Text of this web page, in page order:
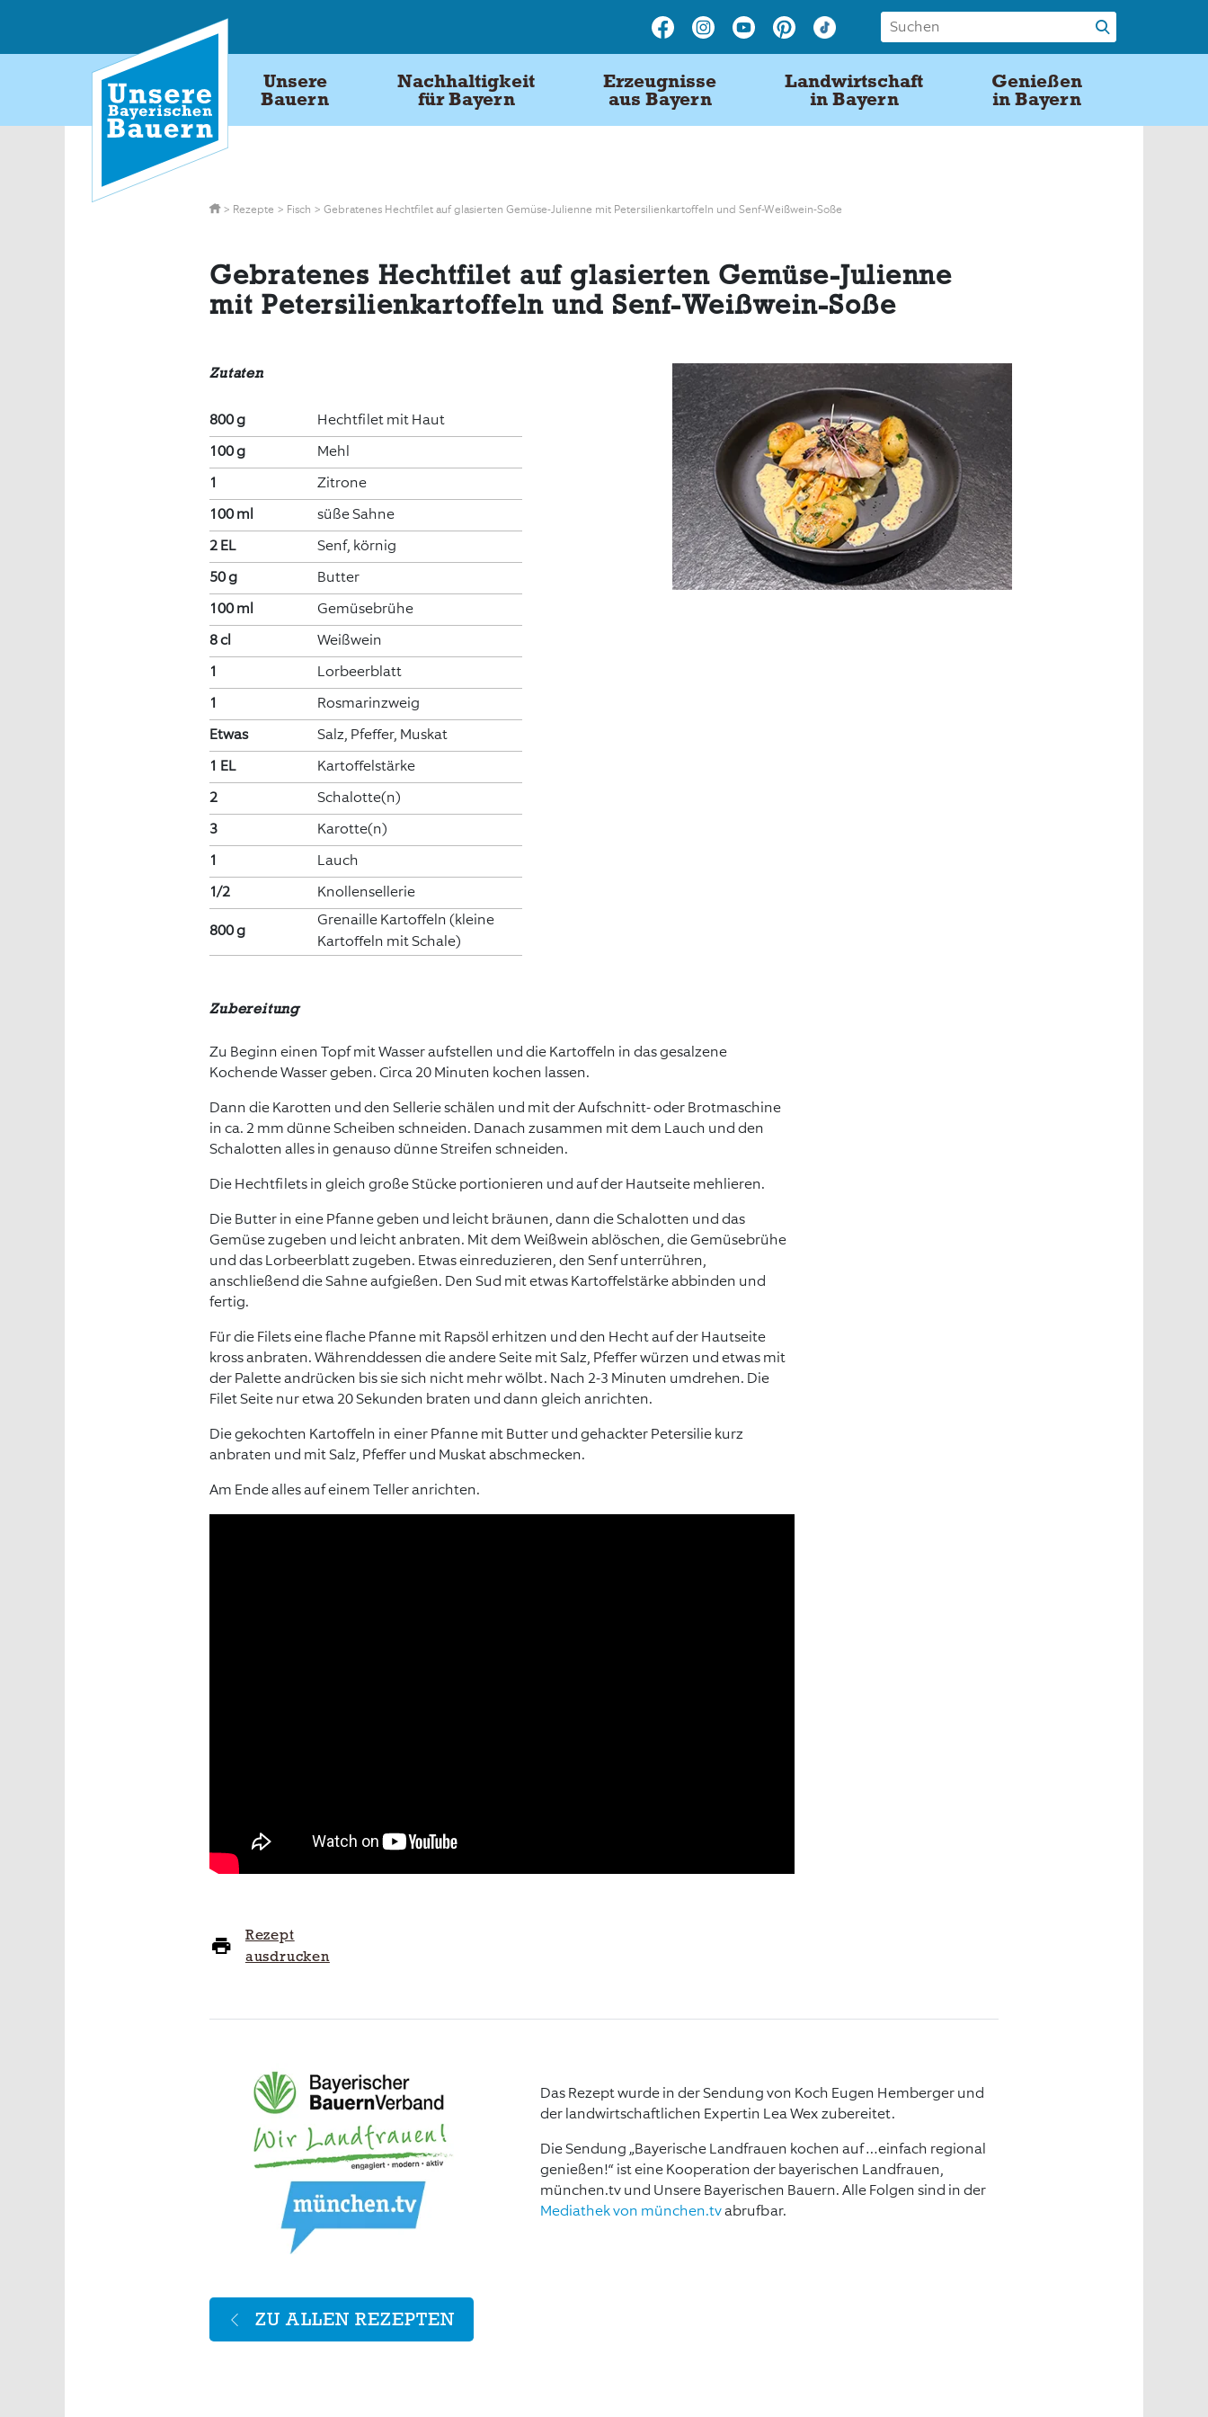
content
Unsere
Bauern
Nachhaltigkeit
für Bayern
Erzeugnisse
aus Bayern
Landwirtschaft
in Bayern
Genießen
in Bayern
> Rezepte > Fisch > Gebratenes Hechtfilet auf glasierten Gemüse-Julienne mit Petersilienkartoffeln und Senf-Weißwein-Soße
Gebratenes Hechtfilet auf glasierten Gemüse-Julienne
mit Petersilienkartoffeln und Senf-Weißwein-Soße
Zutaten
800 g
Hechtfilet mit Haut
100 g
Mehl
1
Zitrone
100 ml
süße Sahne
2 EL
Senf, körnig
50 g
Butter
100 ml
Gemüsebrühe
8 cl
Weißwein
1
Lorbeerblatt
1
Rosmarinzweig
Etwas
Salz, Pfeffer, Muskat
1 EL
Kartoffelstärke
2
Schalotte(n)
3
Karotte(n)
1
Lauch
1/2
Knollensellerie
800 g
Grenaille Kartoffeln (kleine
Kartoffeln mit Schale)
Zubereitung
Zu Beginn einen Topf mit Wasser aufstellen und die Kartoffeln in das gesalzene
Kochende Wasser geben. Circa 20 Minuten kochen lassen.
Dann die Karotten und den Sellerie schälen und mit der Aufschnitt- oder Brotmaschine
in ca. 2 mm dünne Scheiben schneiden. Danach zusammen mit dem Lauch und den
Schalotten alles in genauso dünne Streifen schneiden.
Die Hechtfilets in gleich große Stücke portionieren und auf der Hautseite mehlieren.
Die Butter in eine Pfanne geben und leicht bräunen, dann die Schalotten und das
Gemüse zugeben und leicht anbraten. Mit dem Weißwein ablöschen, die Gemüsebrühe
und das Lorbeerblatt zugeben. Etwas einreduzieren, den Senf unterrühren,
anschließend die Sahne aufgießen. Den Sud mit etwas Kartoffelstärke abbinden und
fertig.
Für die Filets eine flache Pfanne mit Rapsöl erhitzen und den Hecht auf der Hautseite
kross anbraten. Währenddessen die andere Seite mit Salz, Pfeffer würzen und etwas mit
der Palette andrücken bis sie sich nicht mehr wölbt. Nach 2-3 Minuten umdrehen. Die
Filet Seite nur etwa 20 Sekunden braten und dann gleich anrichten.
Die gekochten Kartoffeln in einer Pfanne mit Butter und gehackter Petersilie kurz
anbraten und mit Salz, Pfeffer und Muskat abschmecken.
Am Ende alles auf einem Teller anrichten.
Rezept
ausdrucken
Das Rezept wurde in der Sendung von Koch Eugen Hemberger und
der landwirtschaftlichen Expertin Lea Wex zubereitet.
Die Sendung „Bayerische Landfrauen kochen auf …einfach regional
genießen!“ ist eine Kooperation der bayerischen Landfrauen,
münchen.tv und Unsere Bayerischen Bauern. Alle Folgen sind in der
Mediathek von münchen.tvabrufbar.
ZU ALLEN REZEPTEN